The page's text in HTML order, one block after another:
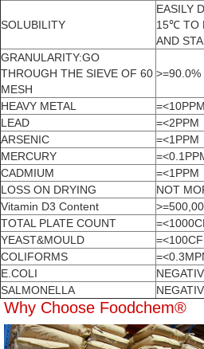
SOLUBILITY
EASILY
15℃ TO
AND
GRANULARITY:GO
THROUGH THE SIEVE OF 60
MESH
>=90.0%
HEAVY METAL
=<10PPM
LEAD
=<2PPM
ARSENIC
=<1PPM
MERCURY
CADMIUM
=<1PPM
LOSS ON DRYING
NOT
Vitamin D3 Content
TOTAL PLATE COUNT
YEAST&MOULD
COLIFORMS
E.COLI
SALMONELLA
Why Choose Foodchem®